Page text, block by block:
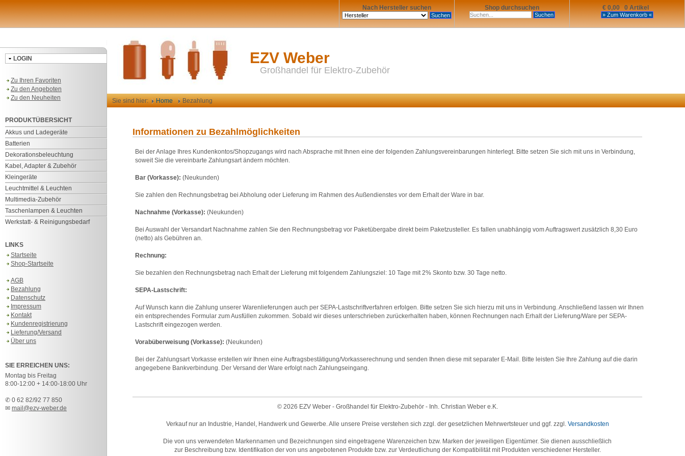
€ 0,00 0 Artikel
Shop durchsuchen
Nach Hersteller suchen
LOGIN
Zu Ihren Favoriten
Zu den Angeboten
Zu den Neuheiten
PRODUKTÜBERSICHT
Akkus und Ladegeräte
Batterien
Dekorationsbeleuchtung
Kabel, Adapter & Zubehör
Kleingeräte
Leuchtmittel & Leuchten
Multimedia-Zubehör
Taschenlampen & Leuchten
Werkstatt- & Reinigungsbedarf
LINKS
Startseite
Shop-Startseite
AGB
Bezahlung
Datenschutz
Impressum
Kontakt
Kundenregistrierung
Lieferung/Versand
Über uns
SIE ERREICHEN UNS:
Montag bis Freitag
8:00-12:00 + 14:00-18:00 Uhr
✆ 0 62 82/92 77 850
✉ mail@ezv-weber.de
EZV Weber
Großhandel für Elektro-Zubehör
Sie sind hier: Home Bezahlung
Informationen zu Bezahlmöglichkeiten
Bei der Anlage Ihres Kundenkontos/Shopzugangs wird nach Absprache mit Ihnen eine der folgenden Zahlungsvereinbarungen hinterlegt. Bitte setzen Sie sich mit uns in Verbindung,
soweit Sie die vereinbarte Zahlungsart ändern möchten.
Bar (Vorkasse): (Neukunden)
Sie zahlen den Rechnungsbetrag bei Abholung oder Lieferung im Rahmen des Außendienstes vor dem Erhalt der Ware in bar.
Nachnahme (Vorkasse): (Neukunden)
Bei Auswahl der Versandart Nachnahme zahlen Sie den Rechnungsbetrag vor Paketübergabe direkt beim Paketzusteller. Es fallen unabhängig vom Auftragswert zusätzlich 8,30 Euro
(netto) als Gebühren an.
Rechnung:
Sie bezahlen den Rechnungsbetrag nach Erhalt der Lieferung mit folgendem Zahlungsziel: 10 Tage mit 2% Skonto bzw. 30 Tage netto.
SEPA-Lastschrift:
Auf Wunsch kann die Zahlung unserer Warenlieferungen auch per SEPA-Lastschriftverfahren erfolgen. Bitte setzen Sie sich hierzu mit uns in Verbindung. Anschließend lassen wir Ihnen
ein entsprechendes Formular zum Ausfüllen zukommen. Sobald wir dieses unterschrieben zurückerhalten haben, können Rechnungen nach Erhalt der Lieferung/Ware per SEPA-
Lastschrift eingezogen werden.
Vorabüberweisung (Vorkasse): (Neukunden)
Bei der Zahlungsart Vorkasse erstellen wir Ihnen eine Auftragsbestätigung/Vorkasserechnung und senden Ihnen diese mit separater E-Mail. Bitte leisten Sie Ihre Zahlung auf die darin
angegebene Bankverbindung. Der Versand der Ware erfolgt nach Zahlungseingang.
© 2026 EZV Weber - Großhandel für Elektro-Zubehör - Inh. Christian Weber e.K.
Verkauf nur an Industrie, Handel, Handwerk und Gewerbe. Alle unsere Preise verstehen sich zzgl. der gesetzlichen Mehrwertsteuer und ggf. zzgl. Versandkosten
Die von uns verwendeten Markennamen und Bezeichnungen sind eingetragene Warenzeichen bzw. Marken der jeweiligen Eigentümer. Sie dienen ausschließlich
zur Beschreibung bzw. Identifikation der von uns angebotenen Produkte bzw. zur Verdeutlichung der Kompatibilität mit Produkten verschiedener Hersteller.